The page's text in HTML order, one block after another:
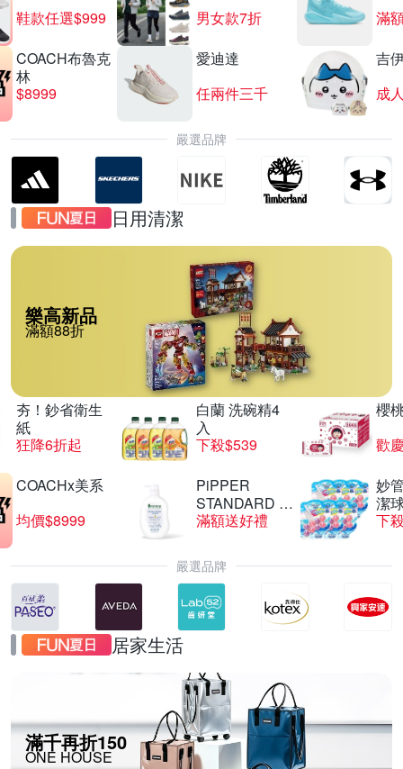
鞋款任選$999
男女款7折
滿
COACH布魯克
林
$8999
愛迪達
任兩件三千
吉
嚴選品牌
日用清潔
樂高新品
滿額88折
夯！鈔省衛生
紙
狂降6折起
白蘭 洗碗精4
入
下殺$539
櫻
歡
COACHx美系
均價$8999
PiPPER
STANDARD 沛
柏
滿額送好禮
妙
潔
下
嚴選品牌
居家生活
滿千再折150
ONE HOUSE